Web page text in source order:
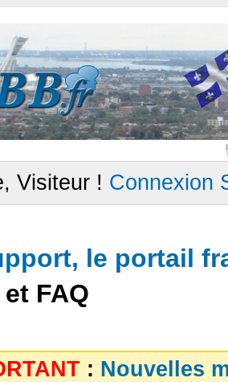
Visiteur ! Connexion
le portail
FAQ
: Nouvelles